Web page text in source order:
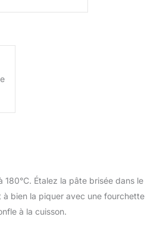
180°C. Étalez la pâte brisée dans le
à bien la piquer avec une fourchette
à la cuisson.